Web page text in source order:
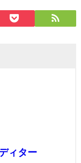
ィター